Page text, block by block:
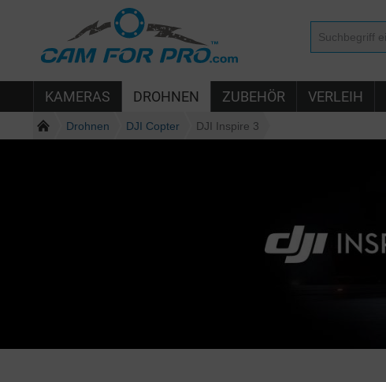
KAMERAS DROHNEN ZUBEHÖR VERLEIH
Drohnen DJI Copter DJI Inspire 3